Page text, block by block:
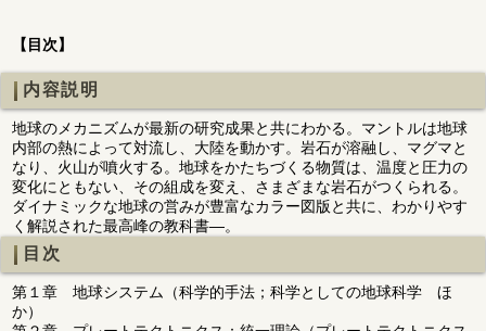
【目次】
内容説明
地球のメカニズムが最新の研究成果と共にわかる。マントルは地球
内部の熱によって対流し、大陸を動かす。岩石が溶融し、マグマと
なり、火山が噴火する。地球をかたちづくる物質は、温度と圧力の
変化にともない、その組成を変え、さまざまな岩石がつくられる。
ダイナミックな地球の営みが豊富なカラー図版と共に、わかりやす
く解説された最高峰の教科書―。
目次
第１章 地球システム（科学的手法；科学としての地球科学 ほ
か）